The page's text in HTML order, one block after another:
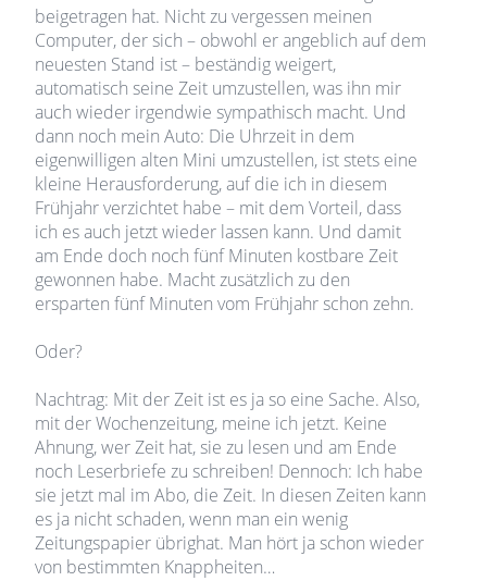
beigetragen hat. Nicht zu vergessen meinen
Computer, der sich – obwohl er angeblich auf dem
neuesten Stand ist – beständig weigert,
automatisch seine Zeit umzustellen, was ihn mir
auch wieder irgendwie sympathisch macht. Und
dann noch mein Auto: Die Uhrzeit in dem
eigenwilligen alten Mini umzustellen, ist stets eine
kleine Herausforderung, auf die ich in diesem
Frühjahr verzichtet habe – mit dem Vorteil, dass
ich es auch jetzt wieder lassen kann. Und damit
am Ende doch noch fünf Minuten kostbare Zeit
gewonnen habe. Macht zusätzlich zu den
ersparten fünf Minuten vom Frühjahr schon zehn.
Oder?
Nachtrag: Mit der Zeit ist es ja so eine Sache. Also,
mit der Wochenzeitung, meine ich jetzt. Keine
Ahnung, wer Zeit hat, sie zu lesen und am Ende
noch Leserbriefe zu schreiben! Dennoch: Ich habe
sie jetzt mal im Abo, die Zeit. In diesen Zeiten kann
es ja nicht schaden, wenn man ein wenig
Zeitungspapier übrighat. Man hört ja schon wieder
von bestimmten Knappheiten…